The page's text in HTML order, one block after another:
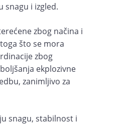
snagu i izgled.
zbog načina i
što se mora
zbog
ekplozivne
zanimljivo za
snagu, stabilnost i